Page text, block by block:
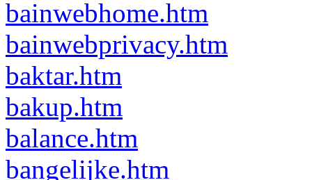
bainwebhome.htm
bainwebprivacy.htm
baktar.htm
bakup.htm
balance.htm
bangelijke.htm